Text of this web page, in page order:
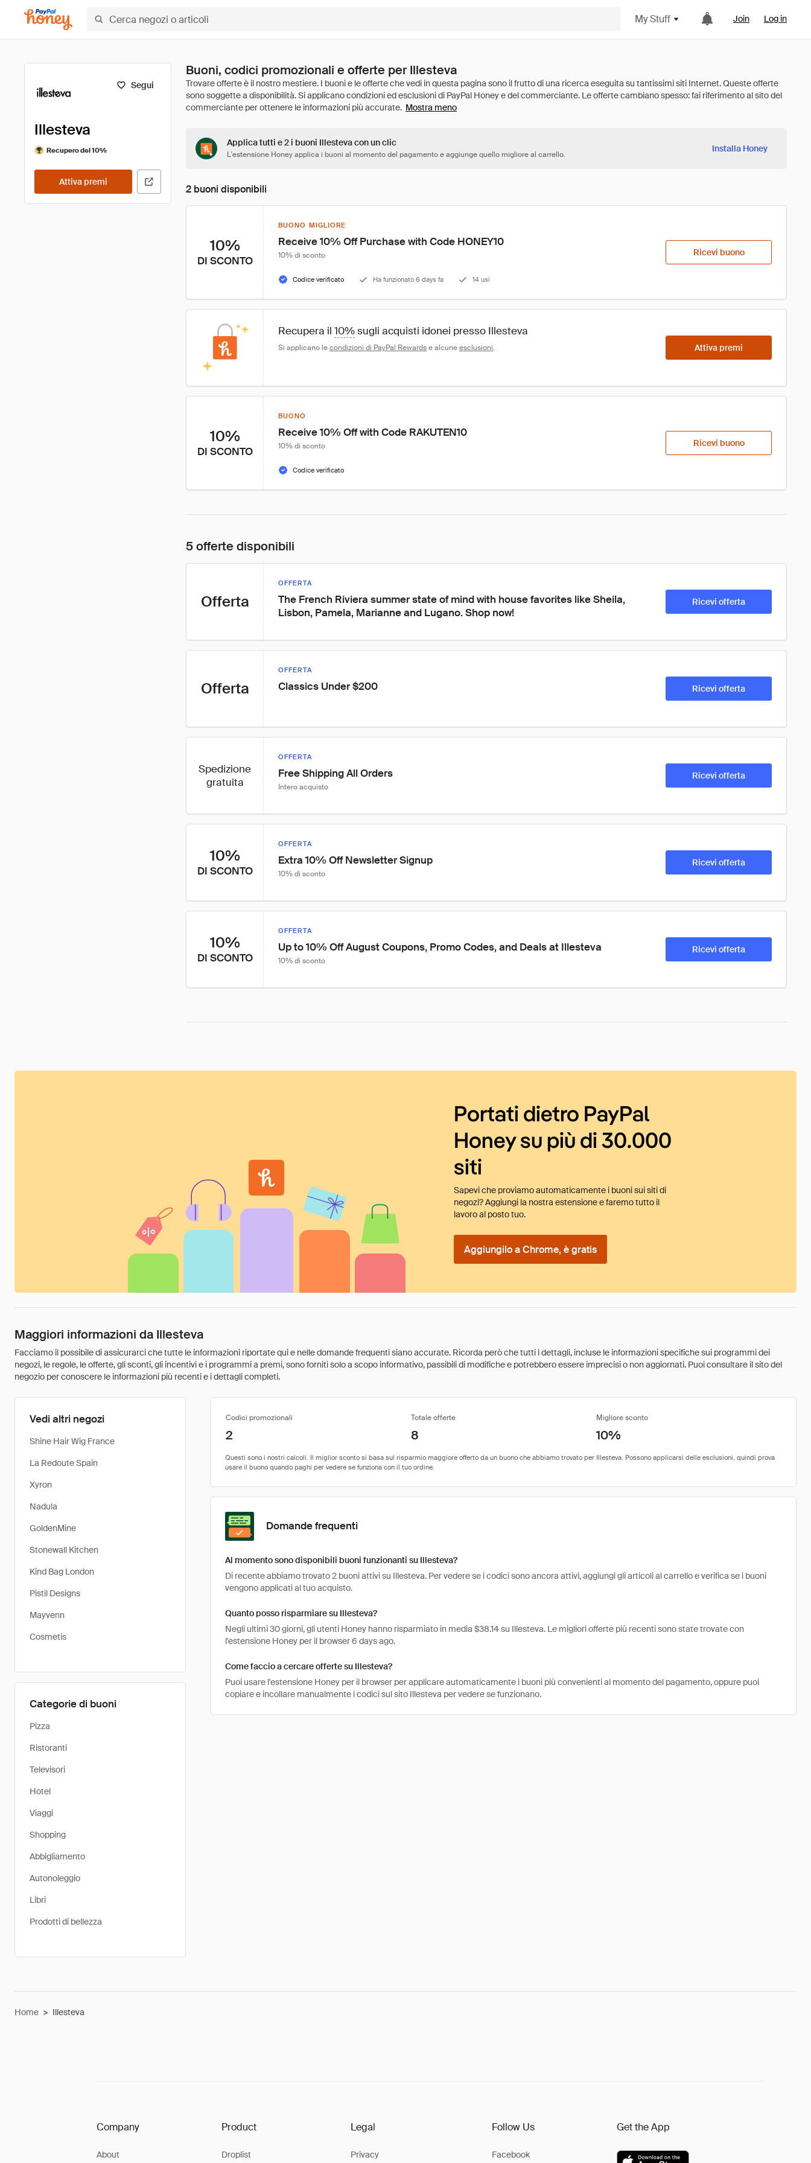
My Stuff Join Log in
Segui
Illesteva
Recupero del 10%
Attiva premi
Buoni, codici promozionali e offerte per Illesteva
Mostra meno
Applica tutti e 2 i buoni Illesteva con un clic
L'estensione Honey applica i buoni al momento del pagamento e aggiunge quello migliore al carrello.
Installa Honey
2 buoni disponibili
10%
DI SCONTO
BUONO MIGLIORE
Receive 10% Off Purchase with Code HONEY10
10% di sconto
Codice verificato Ha funzionato 6 days fa 14 usi
Ricevi buono
Recupera il 10% sugli acquisti idonei presso Illesteva
Si applicano le condizioni di PayPal Rewards e alcune esclusioni. Attiva premi
10%
DI SCONTO
BUONO
Receive 10% Off with Code RAKUTEN10
10% di sconto
Codice verificato
Ricevi buono
5 offerte disponibili
Offerta
OFFERTA
The French Riviera summer state of mind with house favorites like Sheila,
Lisbon, Pamela, Marianne and Lugano. Shop now!
Ricevi offerta
Offerta
OFFERTA
Classics Under $200 Ricevi offerta
Spedizione
gratuita
OFFERTA
Free Shipping All Orders
Intero acquisto
Ricevi offerta
10%
DI SCONTO
OFFERTA
Extra 10% Off Newsletter Signup
10% di sconto
Ricevi offerta
10%
DI SCONTO
OFFERTA
Up to 10% Off August Coupons, Promo Codes, and Deals at Illesteva
10% di sconto
Ricevi offerta
Portati dietro PayPal
Honey su più di 30.000
siti
Sapevi che proviamo automaticamente i buoni sui siti di
negozi? Aggiungi la nostra estensione e faremo tutto il
lavoro al posto tuo.
Aggiungilo a Chrome, è gratis
Maggiori informazioni da Illesteva
Facciamo il possibile di assicurarci che tutte le informazioni riportate qui e nelle domande frequenti siano accurate. Ricorda però che tutti i dettagli, incluse le informazioni specifiche sui programmi dei
negozi, le regole, le offerte, gli sconti, gli incentivi e i programmi a premi, sono forniti solo a scopo informativo, passibili di modifiche e potrebbero essere imprecisi o non aggiornati. Puoi consultare il sito del
negozio per conoscere le informazioni più recenti e i dettagli completi.
Vedi altri negozi
Shine Hair Wig France
La Redoute Spain
Xyron
Nadula
GoldenMine
Stonewall Kitchen
Kind Bag London
Pistil Designs
Mayvenn
Cosmetis
Categorie di buoni
Pizza
Ristoranti
Televisori
Hotel
Viaggi
Shopping
Abbigliamento
Autonoleggio
Libri
Prodotti di bellezza
Codici promozionali Totale offerte Migliore sconto
2 8 10%
Domande frequenti
Al momento sono disponibili buoni funzionanti su Illesteva?
Di recente abbiamo trovato 2 buoni attivi su Illesteva. Per vedere se i codici sono ancora attivi, aggiungi gli articoli al carrello e verifica se i buoni
vengono applicati al tuo acquisto.
Quanto posso risparmiare su Illesteva?
Negli ultimi 30 giorni, gli utenti Honey hanno risparmiato in media $38.14 su Illesteva. Le migliori offerte più recenti sono state trovate con
l'estensione Honey per il browser 6 days ago.
Come faccio a cercare offerte su Illesteva?
Puoi usare l'estensione Honey per il browser per applicare automaticamente i buoni più convenienti al momento del pagamento, oppure puoi
copiare e incollare manualmente i codici sul sito Illesteva per vedere se funzionano.
Home > Illesteva
Company
About
Product
Droplist
Legal
Privacy
Follow Us
Facebook
Get the App